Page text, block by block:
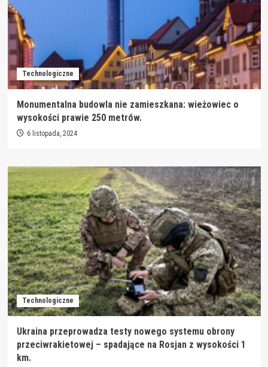
Technologiczne
Monumentalna budowla nie zamieszkana: wieżowiec o
wysokości prawie 250 metrów.
6 listopada, 2024
Technologiczne
Ukraina przeprowadza testy nowego systemu obrony
przeciwrakietowej – spadające na Rosjan z wysokości 1
km.